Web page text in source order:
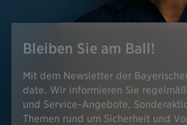
Bleiben Sie am Ball!
Mit dem Newsletter der
date. Wir informieren Sie
und Service-Angebote,
Themen rund um Sicherheit und